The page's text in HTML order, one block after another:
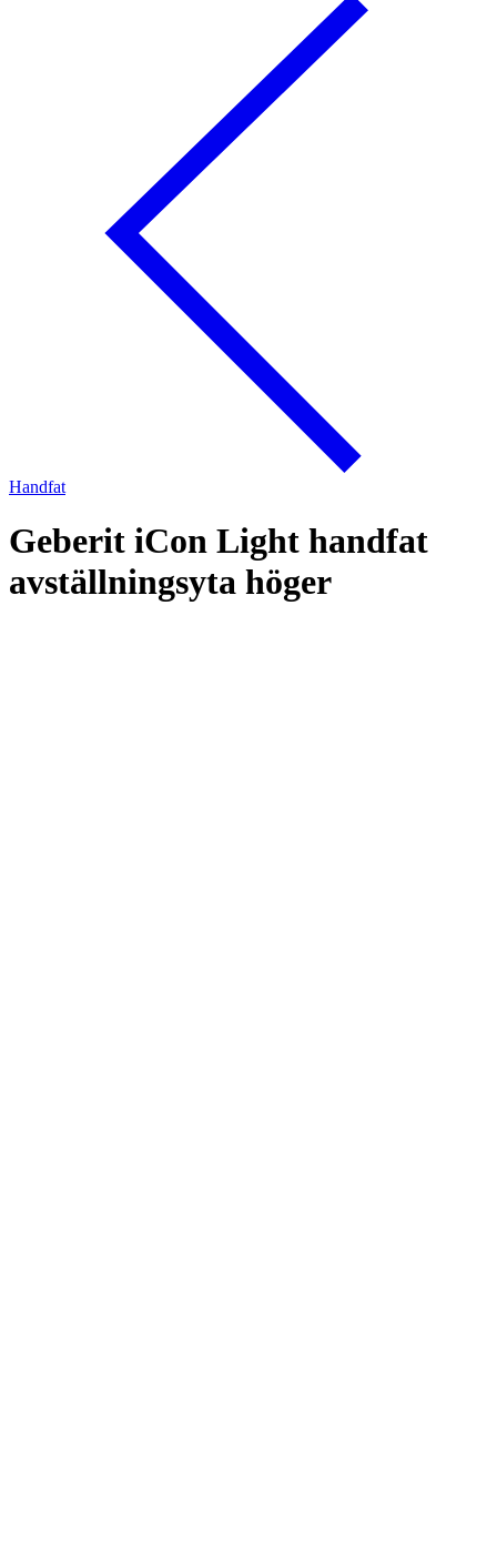
Handfat
Geberit iCon Light handfat
avställningsyta höger